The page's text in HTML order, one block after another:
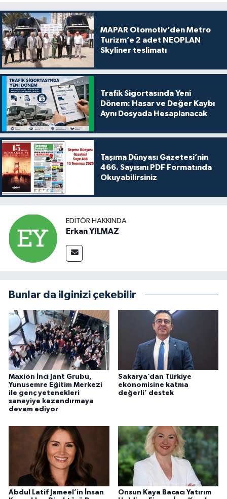
MAPAR Otomotiv’den Metro
Turizm’e 2 adet NEOPLAN
Skyliner teslimatı
Trafik Sigortasında Yeni
Dönem: Hasar ve Değer Kaybı
Aynı Dosyada Hesaplanacak
Taşıma Dünyası Gazetesi’nin
466. Sayısını PDF Formatında
Okuyabilirsiniz
EDITÖR HAKKINDA
Erkan YILMAZ
Bunlar da ilginizi çekebilir
Maxion İnci Jant Grubu,
Yunusemre Eğitim Merkezi
ile genç yetenekleri
sanayiye kazandırmaya
devam ediyor
Sakarya’dan Türkiye
ekonomisine katma
değerli’ destek
Abdul Latif Jameel’in İnsan
Onsun Kaya Bacacı Yatırım